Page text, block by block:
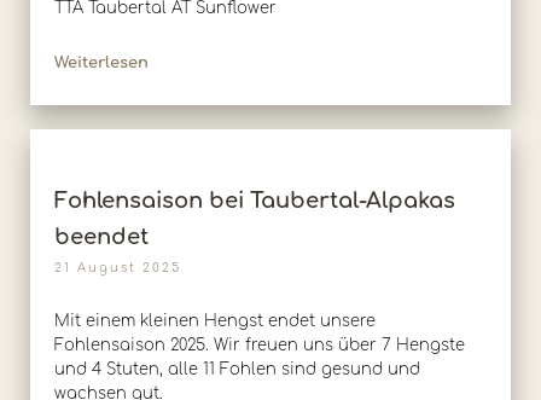
TTA Taubertal AT Sunflower
Weiterlesen
Fohlensaison bei Taubertal-Alpakas
beendet
21 August 2025
Mit einem kleinen Hengst endet unsere
Fohlensaison 2025. Wir freuen uns über 7 Hengste
und 4 Stuten, alle 11 Fohlen sind gesund und
wachsen gut.